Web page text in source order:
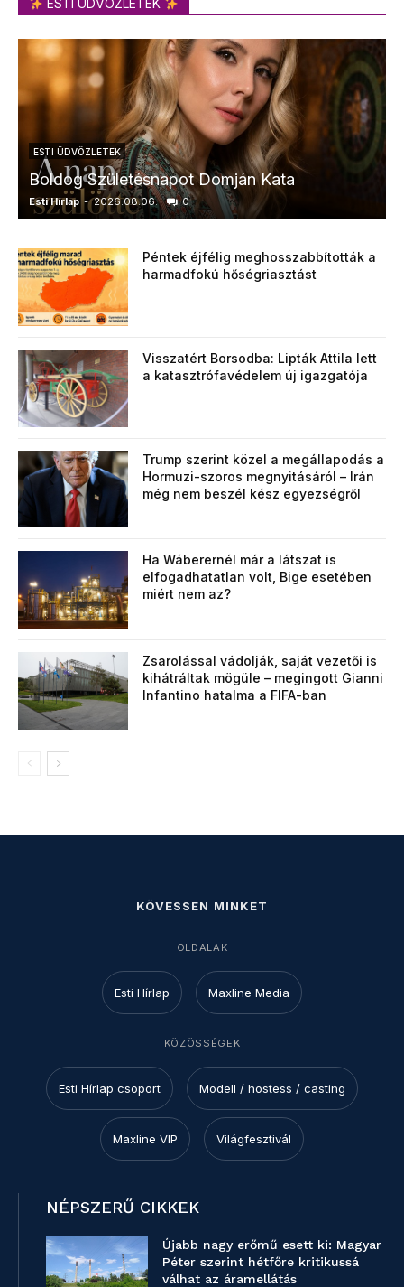
ESTI ÜDVÖZLETEK
ESTI ÜDVÖZLETEK
Boldog Születésnapot Domján Kata
Esti Hírlap - 2026.08.06. 0
Péntek éjfélig meghosszabbították a
harmadfokú hőségriasztást
Visszatért Borsodba: Lipták Attila lett
a katasztrófavédelem új igazgatója
Trump szerint közel a megállapodás a
Hormuzi-szoros megnyitásáról – Irán
még nem beszél kész egyezségről
Ha Wáberernél már a látszat is
elfogadhatatlan volt, Bige esetében
miért nem az?
Zsarolással vádolják, saját vezetői is
kihátráltak mögüle – megingott Gianni
Infantino hatalma a FIFA-ban
KÖVESSEN MINKET
OLDALAK
Esti Hírlap Maxline Media
KÖZÖSSÉGEK
Esti Hírlap csoport Modell / hostess / casting
Maxline VIP Világfesztivál
NÉPSZERŰ CIKKEK
Újabb nagy erőmű esett ki: Magyar
Péter szerint hétfőre kritikussá
válhat az áramellátás